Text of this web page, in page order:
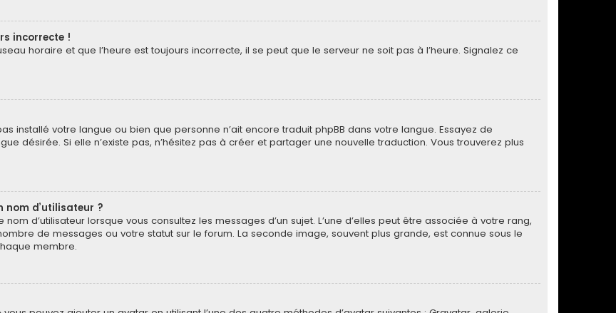
incorrecte !
horaire et que l’heure est toujours incorrecte, il se peut que le serveur ne soit pas à l’heure. Signalez ce
installé votre langue ou bien que personne n’ait encore traduit phpBB dans votre langue. Essayez de
désirée. Si elle n’existe pas, n’hésitez pas à créer et partager une nouvelle traduction. Vous trouverez plus
nom d’utilisateur ?
d’utilisateur lorsque vous consultez les messages d’un sujet. L’une d’elles peut être associée à votre rang,
de messages ou votre statut sur le forum. La seconde image, souvent plus grande, est connue sous le
membre.